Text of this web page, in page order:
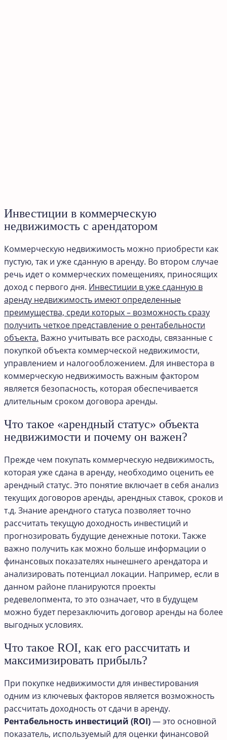
Инвестиции в коммерческую
недвижимость с арендатором
Коммерческую недвижимость можно приобрести как
пустую, так и уже сданную в аренду. Во втором случае
речь идет о коммерческих помещениях, приносящих
доход с первого дня. Инвестиции в уже сданную в
аренду недвижимость имеют определенные
преимущества, среди которых – возможность сразу
получить четкое представление о рентабельности
объекта. Важно учитывать все расходы, связанные с
покупкой объекта коммерческой недвижимости,
управлением и налогообложением. Для инвестора в
коммерческую недвижимость важным фактором
является безопасность, которая обеспечивается
длительным сроком договора аренды.
Что такое «арендный статус» объекта
недвижимости и почему он важен?
Прежде чем покупать коммерческую недвижимость,
которая уже сдана в аренду, необходимо оценить ее
арендный статус. Это понятие включает в себя анализ
текущих договоров аренды, арендных ставок, сроков и
т.д. Знание арендного статуса позволяет точно
рассчитать текущую доходность инвестиций и
прогнозировать будущие денежные потоки. Также
важно получить как можно больше информации о
финансовых показателях нынешнего арендатора и
анализировать потенциал локации. Например, если в
данном районе планируются проекты
редевелопмента, то это означает, что в будущем
можно будет перезаключить договор аренды на более
выгодных условиях.
Что такое ROI, как его рассчитать и
максимизировать прибыль?
При покупке недвижимости для инвестирования
одним из ключевых факторов является возможность
рассчитать доходность от сдачи в аренду.
Рентабельность инвестиций (ROI)— это основной
показатель, используемый для оценки финансовой